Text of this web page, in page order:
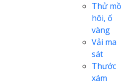
Thử mồ
hôi, ố
vàng
Vải ma
sát
Thước
xám